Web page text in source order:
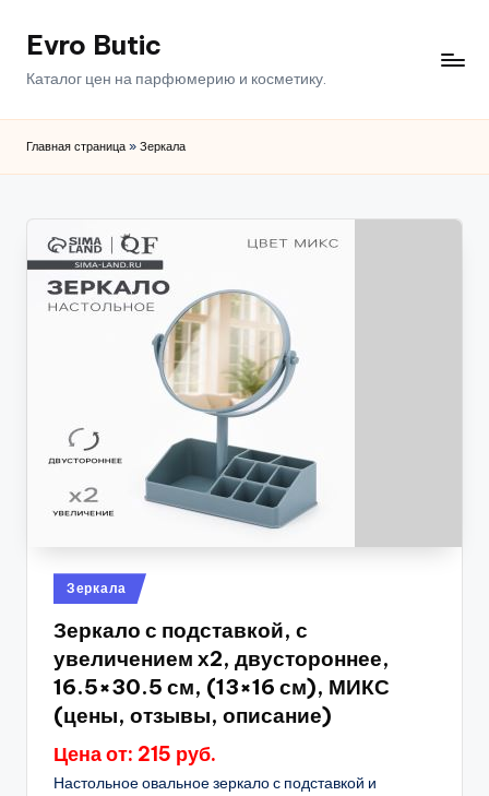
ПерейтиEvro Butic
Каталог цен на парфюмерию и косметику.
Главная страница » Зеркала
Опубликовано
в
Зеркала
Зеркало с подставкой, с
увеличением х2, двустороннее,
16.5×30.5 см, (13×16 см), МИКС
(цены, отзывы, описание)
Цена от: 215 руб.
Настольное овальное зеркало с подставкой и